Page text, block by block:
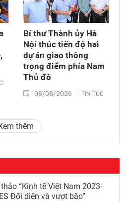
Bí thư Thành ủy Hà
Nội thúc tiến độ hai
dự án giao thông
trọng điểm phía Nam
Thủ đô
08/08/2026 TIN TỨC
thêm
“Kinh tế Việt Nam 2023-
Đối diện và vượt bão”